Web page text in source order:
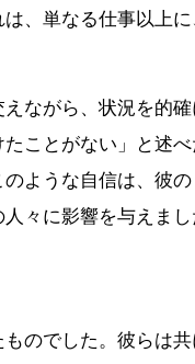
、単なる仕事以上
ながら、状況を的
ことがない」と述
ような自信は、彼
々に影響を与えまし
のでした。彼らは